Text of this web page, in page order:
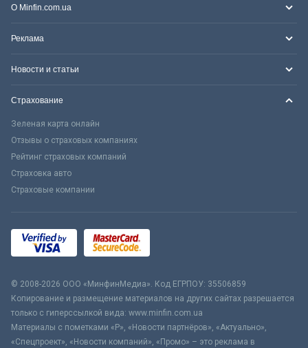
О Minfin.com.ua
Реклама
Новости и статьи
Страхование
Зеленая карта онлайн
Отзывы о страховых компаниях
Рейтинг страховых компаний
Страховка авто
Страховые компании
© 2008-2026 ООО «МинфинМедиа». Код ЕГРПОУ: 35506859
Копирование и размещение материалов на других сайтах разрешается
только с гиперссылкой вида: www.minfin.com.ua
Материалы с пометками «Р», «Новости партнёров», «Актуально»,
«Спецпроект», «Новости компаний», «Промо» – это реклама в